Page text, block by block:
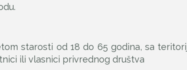
starosti od 18 do 65 godina, sa
ili vlasnici privrednog društva